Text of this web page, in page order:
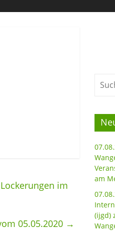
im
05.05.2020 →
am
(ijgd)